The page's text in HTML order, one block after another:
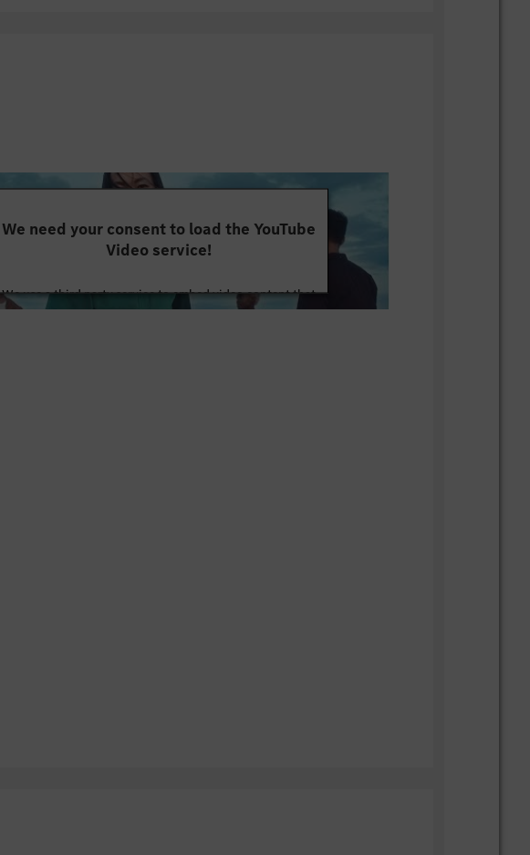
We need your consent to load the YouTube
Video service!
We use a third party service to embed video content that
may collect data about your activity. Please review the